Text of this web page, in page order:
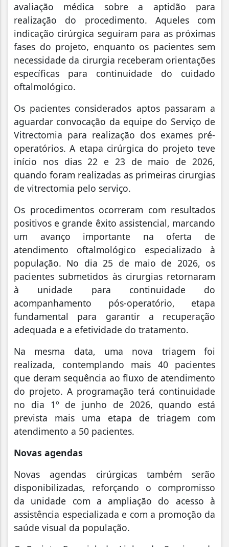
avaliação médica sobre a aptidão para
realização do procedimento. Aqueles com
indicação cirúrgica seguiram para as próximas
fases do projeto, enquanto os pacientes sem
necessidade da cirurgia receberam orientações
específicas para continuidade do cuidado
oftalmológico.
Os pacientes considerados aptos passaram a
aguardar convocação da equipe do Serviço de
Vitrectomia para realização dos exames pré-
operatórios. A etapa cirúrgica do projeto teve
início nos dias 22 e 23 de maio de 2026,
quando foram realizadas as primeiras cirurgias
de vitrectomia pelo serviço.
Os procedimentos ocorreram com resultados
positivos e grande êxito assistencial, marcando
um avanço importante na oferta de
atendimento oftalmológico especializado à
população. No dia 25 de maio de 2026, os
pacientes submetidos às cirurgias retornaram
à unidade para continuidade do
acompanhamento pós-operatório, etapa
fundamental para garantir a recuperação
adequada e a efetividade do tratamento.
Na mesma data, uma nova triagem foi
realizada, contemplando mais 40 pacientes
que deram sequência ao fluxo de atendimento
do projeto. A programação terá continuidade
no dia 1º de junho de 2026, quando está
prevista mais uma etapa de triagem com
atendimento a 50 pacientes.
Novas agendas
Novas agendas cirúrgicas também serão
disponibilizadas, reforçando o compromisso
da unidade com a ampliação do acesso à
assistência especializada e com a promoção da
saúde visual da população.